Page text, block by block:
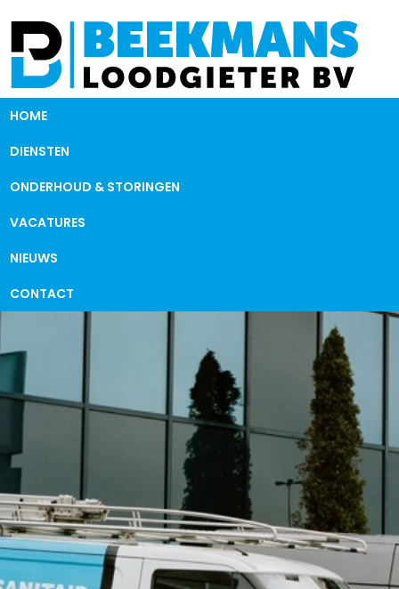
HOME
DIENSTEN
ONDERHOUD & STORINGEN
VACATURES
NIEUWS
CONTACT